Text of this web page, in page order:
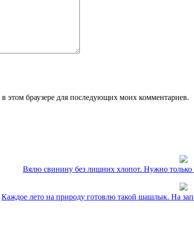
этом браузере для последующих моих комментариев.
Вялю свинину без лишних хлопот. Нужно только
Каждое лето на природу готовлю такой шашлык. На